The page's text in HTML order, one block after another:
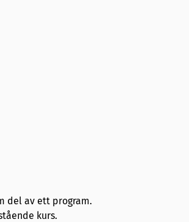
del av ett program.
kurs.